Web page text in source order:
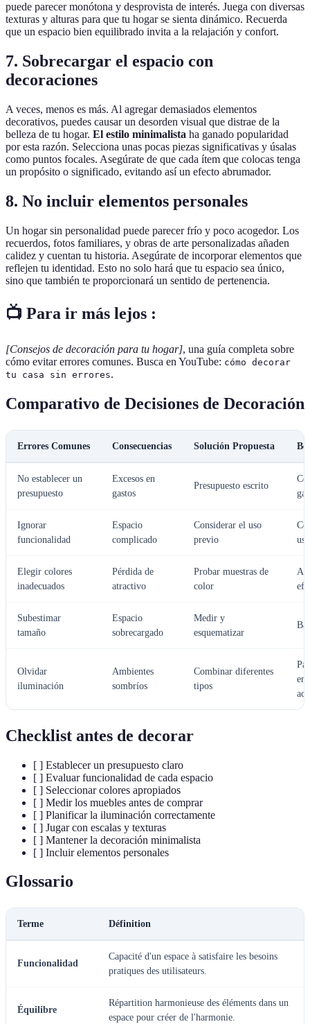
puede parecer monótona y desprovista de interés. Juega con diversas
texturas y alturas para que tu hogar se sienta dinámico. Recuerda
que un espacio bien equilibrado invita a la relajación y confort.
7. Sobrecargar el espacio con
decoraciones
A veces, menos es más. Al agregar demasiados elementos
decorativos, puedes causar un desorden visual que distrae de la
belleza de tu hogar. El estilo minimalista ha ganado popularidad
por esta razón. Selecciona unas pocas piezas significativas y úsalas
como puntos focales. Asegúrate de que cada ítem que colocas tenga
un propósito o significado, evitando así un efecto abrumador.
8. No incluir elementos personales
Un hogar sin personalidad puede parecer frío y poco acogedor. Los
recuerdos, fotos familiares, y obras de arte personalizadas añaden
calidez y cuentan tu historia. Asegúrate de incorporar elementos que
reflejen tu identidad. Esto no solo hará que tu espacio sea único,
sino que también te proporcionará un sentido de pertenencia.
📺 Para ir más lejos :
[Consejos de decoración para tu hogar], una guía completa sobre
cómo evitar errores comunes. Busca en YouTube: cómo decorar
tu casa sin errores.
Comparativo de Decisiones de Decoración
Errores Comunes Consecuencias Solución Propuesta
No establecer un
presupuesto
Excesos en
gastos
Presupuesto escrito
Ignorar
funcionalidad
Espacio
complicado
Considerar el uso
previo
Elegir colores
inadecuados
Pérdida de
atractivo
Probar muestras de
color
Subestimar
tamaño
Espacio
sobrecargado
Medir y
esquematizar
Olvidar
iluminación
Ambientes
sombríos
Combinar diferentes
tipos
Checklist antes de decorar
[ ] Establecer un presupuesto claro
[ ] Evaluar funcionalidad de cada espacio
[ ] Seleccionar colores apropiados
[ ] Medir los muebles antes de comprar
[ ] Planificar la iluminación correctamente
[ ] Jugar con escalas y texturas
[ ] Mantener la decoración minimalista
[ ] Incluir elementos personales
Glossario
Terme Définition
Funcionalidad
Capacité d'un espace à satisfaire les besoins
pratiques des utilisateurs.
Équilibre
Répartition harmonieuse des éléments dans un
espace pour créer de l'harmonie.